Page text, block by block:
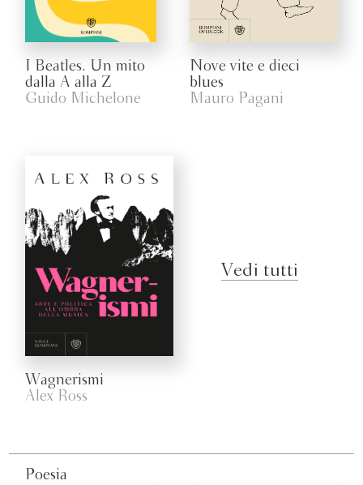
I Beatles. Un mito
dalla A alla Z
Guido Michelone
Nove vite e dieci
blues
Mauro Pagani
Wagnerismi
Alex Ross
Vedi tutti
Poesia